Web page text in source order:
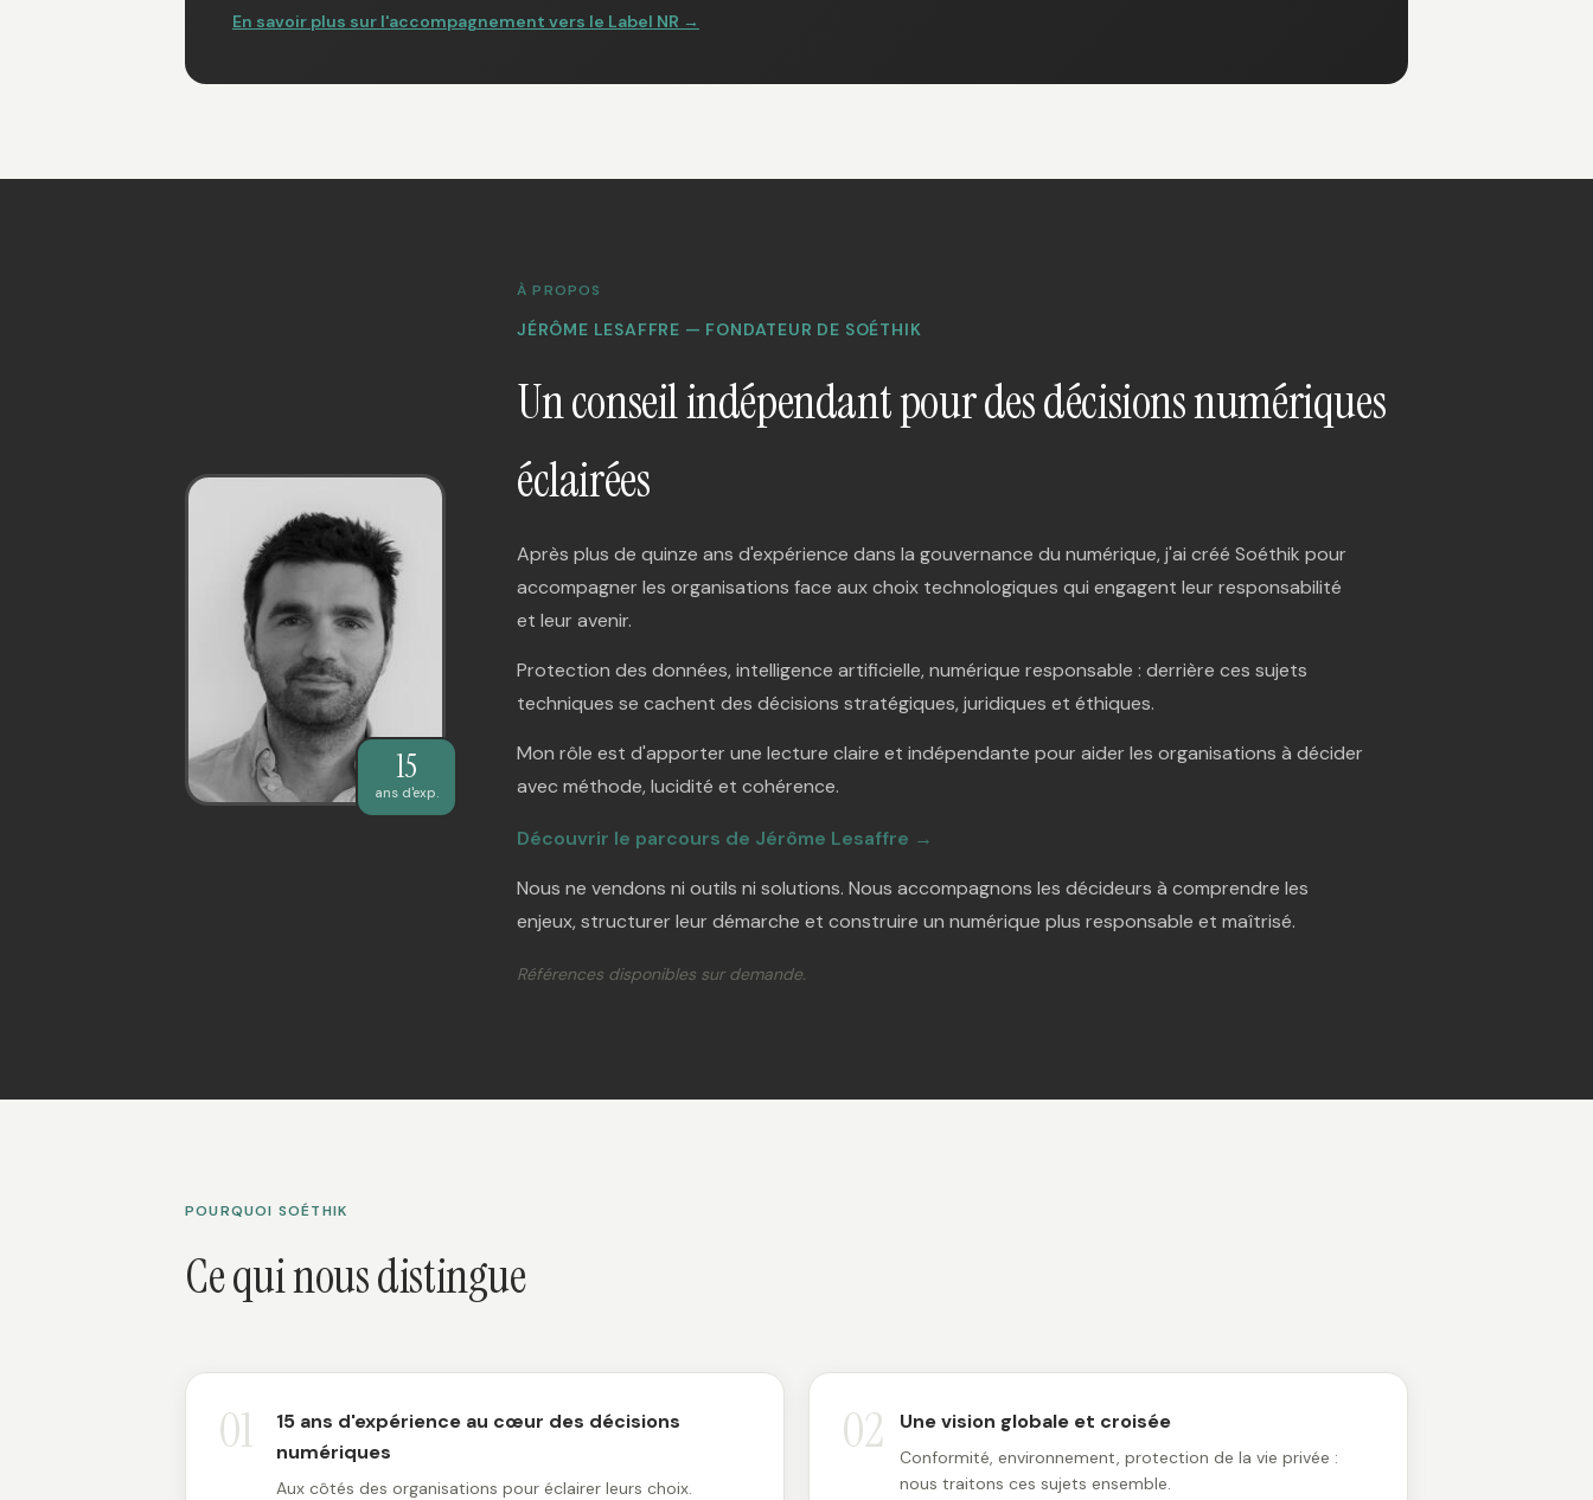
En savoir plus sur l'accompagnement vers le Label NR →
15
ans d'exp.
À PROPOS
JÉRÔME LESAFFRE — FONDATEUR DE SOÉTHIK
Un conseil indépendant pour des décisions numériques
éclairées
Après plus de quinze ans d'expérience dans la gouvernance du numérique, j'ai créé Soéthik pour
accompagner les organisations face aux choix technologiques qui engagent leur responsabilité
et leur avenir.
Protection des données, intelligence artificielle, numérique responsable : derrière ces sujets
techniques se cachent des décisions stratégiques, juridiques et éthiques.
Mon rôle est d'apporter une lecture claire et indépendante pour aider les organisations à décider
avec méthode, lucidité et cohérence.
Découvrir le parcours de Jérôme Lesaffre →
Nous ne vendons ni outils ni solutions. Nous accompagnons les décideurs à comprendre les
enjeux, structurer leur démarche et construire un numérique plus responsable et maîtrisé.
Références disponibles sur demande.
POURQUOI SOÉTHIK
Ce qui nous distingue
01
15 ans d'expérience au cœur des décisions
numériques
Aux côtés des organisations pour éclairer leurs choix.
02 Une vision globale et croisée
Conformité, environnement, protection de la vie privée :
nous traitons ces sujets ensemble.